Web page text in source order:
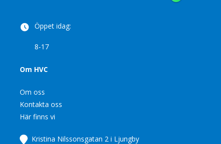
Öppet idag:
8-17
Om HVC
Om oss
Kontakta oss
Här finns vi
Kristina Nilssonsgatan 2 i Ljungby